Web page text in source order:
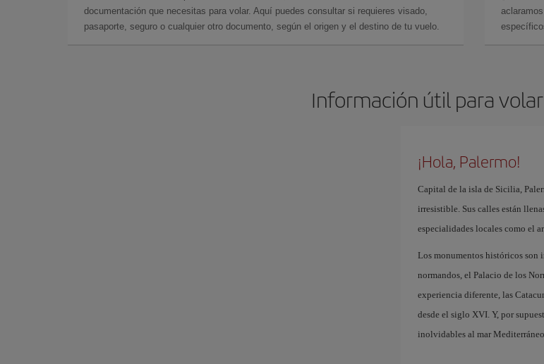
documentación que necesitas para volar. Aquí puedes consultar si requieres visado,
pasaporte, seguro o cualquier otro documento, según el origen y el destino de tu vuelo.
Información útil para
¡Hola, Palermo!
Capital de la isla de Sicilia,
irresistible. Sus calles están
especialidades locales como el
Los monumentos históricos son
normandos, el Palacio de los
experiencia diferente, las
desde el siglo XVI. Y, por
inolvidables al mar